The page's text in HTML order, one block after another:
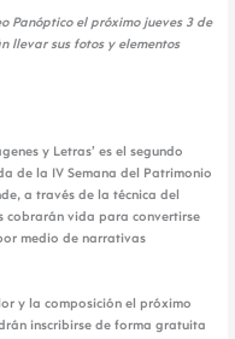
Panóptico el próximo jueves 3 de
llevar sus fotos y elementos
y Letras’ es el segundo
de la IV Semana del Patrimonio
a través de la técnica del
vida para convertirse
medio de narrativas
y la composición el próximo
inscribirse de forma gratuita